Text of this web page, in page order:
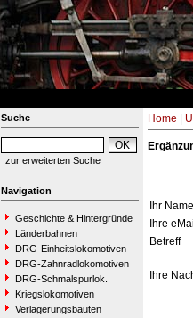
Suche
zur erweiterten Suche
Navigation
Geschichte & Hintergründe
Länderbahnen
DRG-Einheitslokomotiven
DRG-Zahnradlokomotiven
DRG-Schmalspurlok.
Kriegslokomotiven
Verlagerungsbauten
Home
Ihr
Ihre
Betreff
Ihre